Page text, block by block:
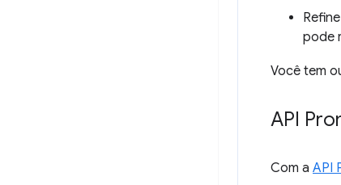
pode
Você tem
API
Com a API